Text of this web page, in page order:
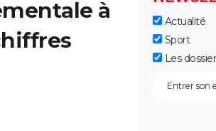
à
Actualité
Sport
Les